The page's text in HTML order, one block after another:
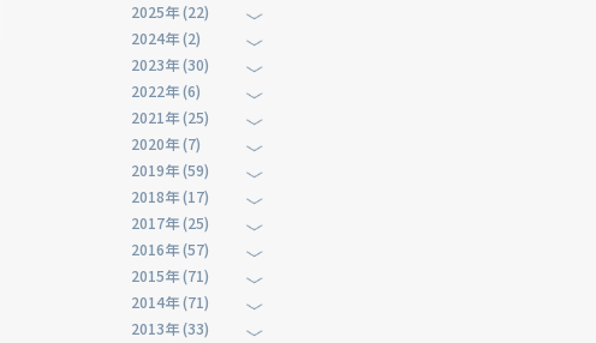
2025年 (22)
2024年 (2)
2023年 (30)
2022年 (6)
2021年 (25)
2020年 (7)
2019年 (59)
2018年 (17)
2017年 (25)
2016年 (57)
2015年 (71)
2014年 (71)
2013年 (33)